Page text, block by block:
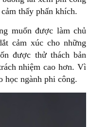
thấy phấn khích.
muốn được làm chủ
cảm xúc cho những
được thử thách bản
nhiệm cao hơn. Vì
học ngành phi công.